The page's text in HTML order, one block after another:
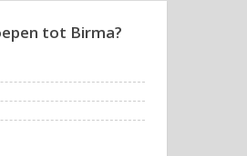
tot Birma?